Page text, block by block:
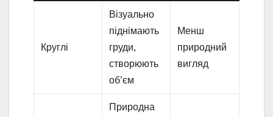
Круглі
Візуально
піднімають
груди,
створюють
об’єм
Менш
природний
вигляд
Природна